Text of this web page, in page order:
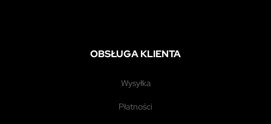
OBSŁUGA KLIENTA
wysyłka
płatności